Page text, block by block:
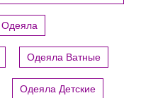
Одеяла
Одеяла Ватные
Одеяла Детские